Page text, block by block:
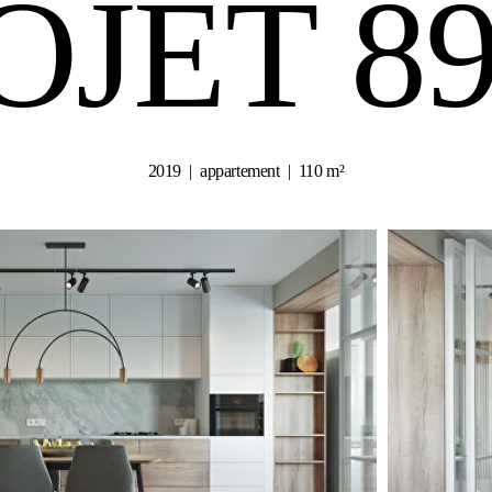
2019 | appartement | 110 m²